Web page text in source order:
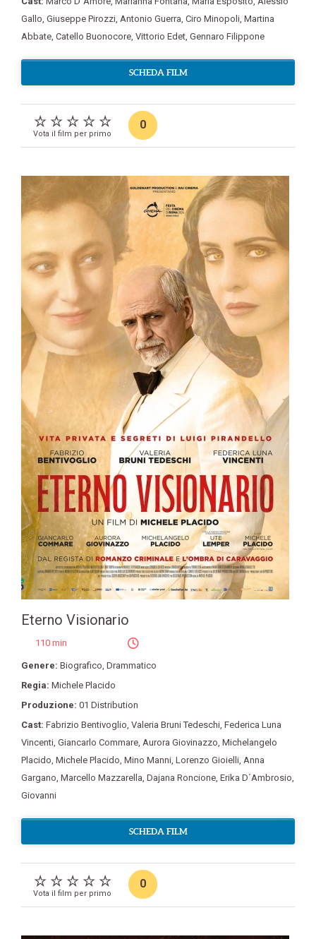
Gallo, Giuseppe Pirozzi, Antonio Guerra, Ciro Minopoli, Martina
Abbate, Catello Buonocore, Vittorio Edet, Gennaro Filippone
SCHEDA FILM
Vota il film per primo
0
Eterno Visionario
110 min
Genere: Biografico, Drammatico
Regia: Michele Placido
Produzione: 01 Distribution
Cast: Fabrizio Bentivoglio, Valeria Bruni Tedeschi, Federica Luna
Vincenti, Giancarlo Commare, Aurora Giovinazzo, Michelangelo
Placido, Michele Placido, Mino Manni, Lorenzo Gioielli, Anna
Gargano, Marcello Mazzarella, Dajana Roncione, Erika D´Ambrosio,
Giovanni
SCHEDA FILM
Vota il film per primo
0